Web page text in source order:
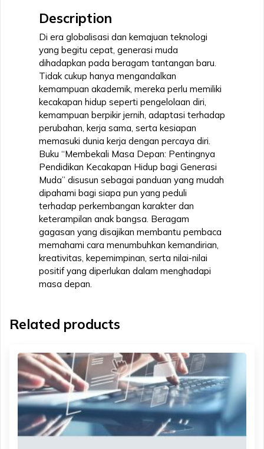
GenerasiDescription
Di era globalisasi dan kemajuan teknologi
yang begitu cepat, generasi muda
dihadapkan pada beragam tantangan baru.
Tidak cukup hanya mengandalkan
kemampuan akademik, mereka perlu memiliki
kecakapan hidup seperti pengelolaan diri,
kemampuan berpikir jernih, adaptasi terhadap
perubahan, kerja sama, serta kesiapan
memasuki dunia kerja dengan percaya diri.
Buku “Membekali Masa Depan: Pentingnya
Pendidikan Kecakapan Hidup bagi Generasi
Muda” disusun sebagai panduan yang mudah
dipahami bagi siapa pun yang peduli
terhadap perkembangan karakter dan
keterampilan anak bangsa. Beragam
gagasan yang disajikan membantu pembaca
memahami cara menumbuhkan kemandirian,
kreativitas, kepemimpinan, serta nilai-nilai
positif yang diperlukan dalam menghadapi
masa depan.
Related products